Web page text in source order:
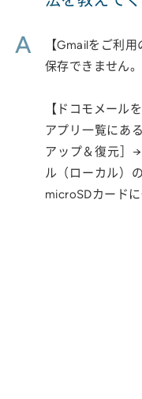
A
【Gmailをご利用
保存できません。
【ドコモメール
アプリ一覧にあ
アップ＆復元］
ル（ローカル）
microSDカード